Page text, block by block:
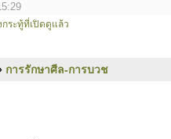
กระทู้ที่เปิดดูแล้ว
การรักษาศีล-การบวช